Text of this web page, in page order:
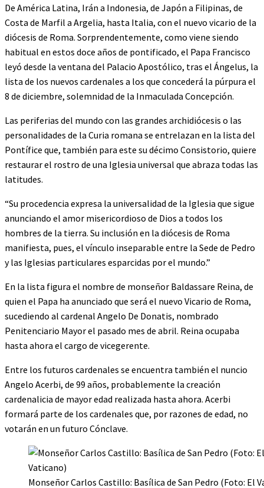
De América Latina, Irán a Indonesia, de Japón a Filipinas, de
Costa de Marfil a Argelia, hasta Italia, con el nuevo vicario de la
diócesis de Roma. Sorprendentemente, como viene siendo
habitual en estos doce años de pontificado, el Papa Francisco
leyó desde la ventana del Palacio Apostólico, tras el Ángelus, la
lista de los nuevos cardenales a los que concederá la púrpura el
8 de diciembre, solemnidad de la Inmaculada Concepción.
Las periferias del mundo con las grandes archidiócesis o las
personalidades de la Curia romana se entrelazan en la lista del
Pontífice que, también para este su décimo Consistorio, quiere
restaurar el rostro de una Iglesia universal que abraza todas las
latitudes.
“Su procedencia expresa la universalidad de la Iglesia que sigue
anunciando el amor misericordioso de Dios a todos los
hombres de la tierra. Su inclusión en la diócesis de Roma
manifiesta, pues, el vínculo inseparable entre la Sede de Pedro
y las Iglesias particulares esparcidas por el mundo.”
En la lista figura el nombre de monseñor Baldassare Reina, de
quien el Papa ha anunciado que será el nuevo Vicario de Roma,
sucediendo al cardenal Angelo De Donatis, nombrado
Penitenciario Mayor el pasado mes de abril. Reina ocupaba
hasta ahora el cargo de vicegerente.
Entre los futuros cardenales se encuentra también el nuncio
Angelo Acerbi, de 99 años, probablemente la creación
cardenalicia de mayor edad realizada hasta ahora. Acerbi
formará parte de los cardenales que, por razones de edad, no
votarán en un futuro Cónclave.
Monseñor Carlos Castillo: Basílica de San Pedro (Foto: El